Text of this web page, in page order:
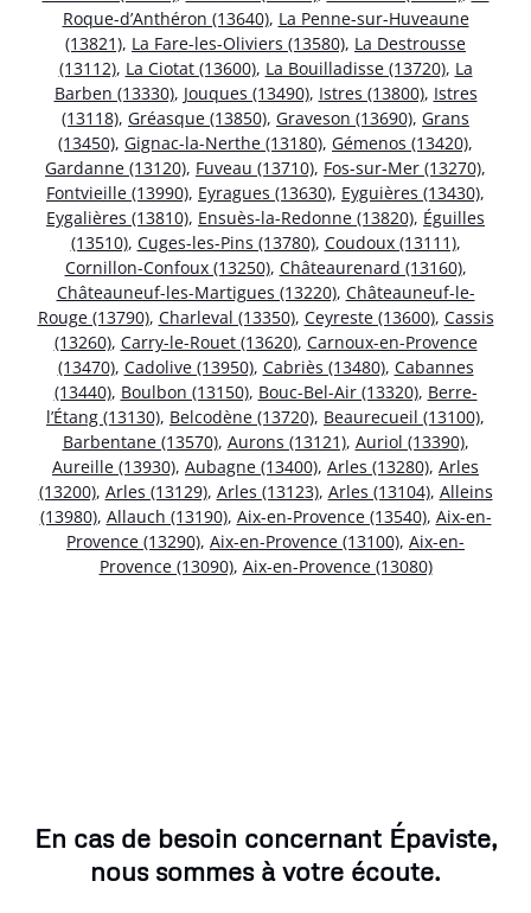
Roque-d’Anthéron (13640), La Penne-sur-Huveaune
(13821), La Fare-les-Oliviers (13580), La Destrousse
(13112), La Ciotat (13600), La Bouilladisse (13720), La
Barben (13330), Jouques (13490), Istres (13800), Istres
(13118), Gréasque (13850), Graveson (13690), Grans
(13450), Gignac-la-Nerthe (13180), Gémenos (13420),
Gardanne (13120), Fuveau (13710), Fos-sur-Mer (13270),
Fontvieille (13990), Eyragues (13630), Eyguières (13430),
Eygalières (13810), Ensuès-la-Redonne (13820), Éguilles
(13510), Cuges-les-Pins (13780), Coudoux (13111),
Cornillon-Confoux (13250), Châteaurenard (13160),
Châteauneuf-les-Martigues (13220), Châteauneuf-le-
Rouge (13790), Charleval (13350), Ceyreste (13600), Cassis
(13260), Carry-le-Rouet (13620), Carnoux-en-Provence
(13470), Cadolive (13950), Cabriès (13480), Cabannes
(13440), Boulbon (13150), Bouc-Bel-Air (13320), Berre-
l’Étang (13130), Belcodène (13720), Beaurecueil (13100),
Barbentane (13570), Aurons (13121), Auriol (13390),
Aureille (13930), Aubagne (13400), Arles (13280), Arles
(13200), Arles (13129), Arles (13123), Arles (13104), Alleins
(13980), Allauch (13190), Aix-en-Provence (13540), Aix-en-
Provence (13290), Aix-en-Provence (13100), Aix-en-
Provence (13090), Aix-en-Provence (13080)
En cas de besoin concernant Épaviste,
nous sommes à votre écoute.